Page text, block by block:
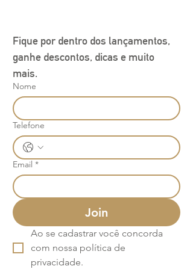
Fique por dentro dos lançamentos,
ganhe descontos, dicas e muito
mais.
Nome
Telefone
Email *
Join
Ao se cadastrar você concorda
com nossa política de
privacidade.